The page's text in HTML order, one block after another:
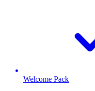
Welcome Pack